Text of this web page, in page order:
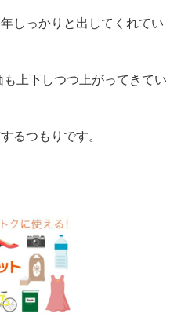
しっかりと出してくれてい
上下しつつ上がってきてい
るつもりです。